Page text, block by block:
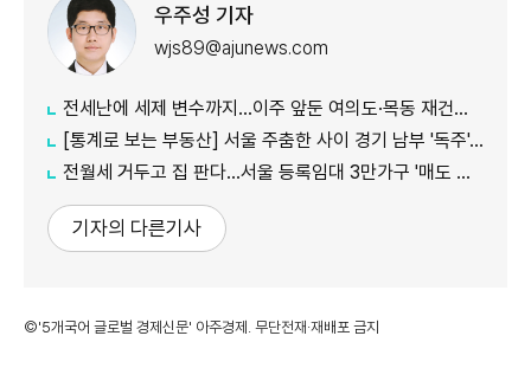
우주성 기자
wjs89@ajunews.com
전세난에 세제 변수까지…이주 앞둔 여의도·목동 재건축 '비상'
[통계로 보는 부동산] 서울 주춤한 사이 경기 남부 '독주'…세제 개편에 실수요 이동 빨라지나
전월세 거두고 집 판다…서울 등록임대 3만가구 '매도 기로'
기자의 다른기사
©'5개국어 글로벌 경제신문' 아주경제. 무단전재·재배포 금지